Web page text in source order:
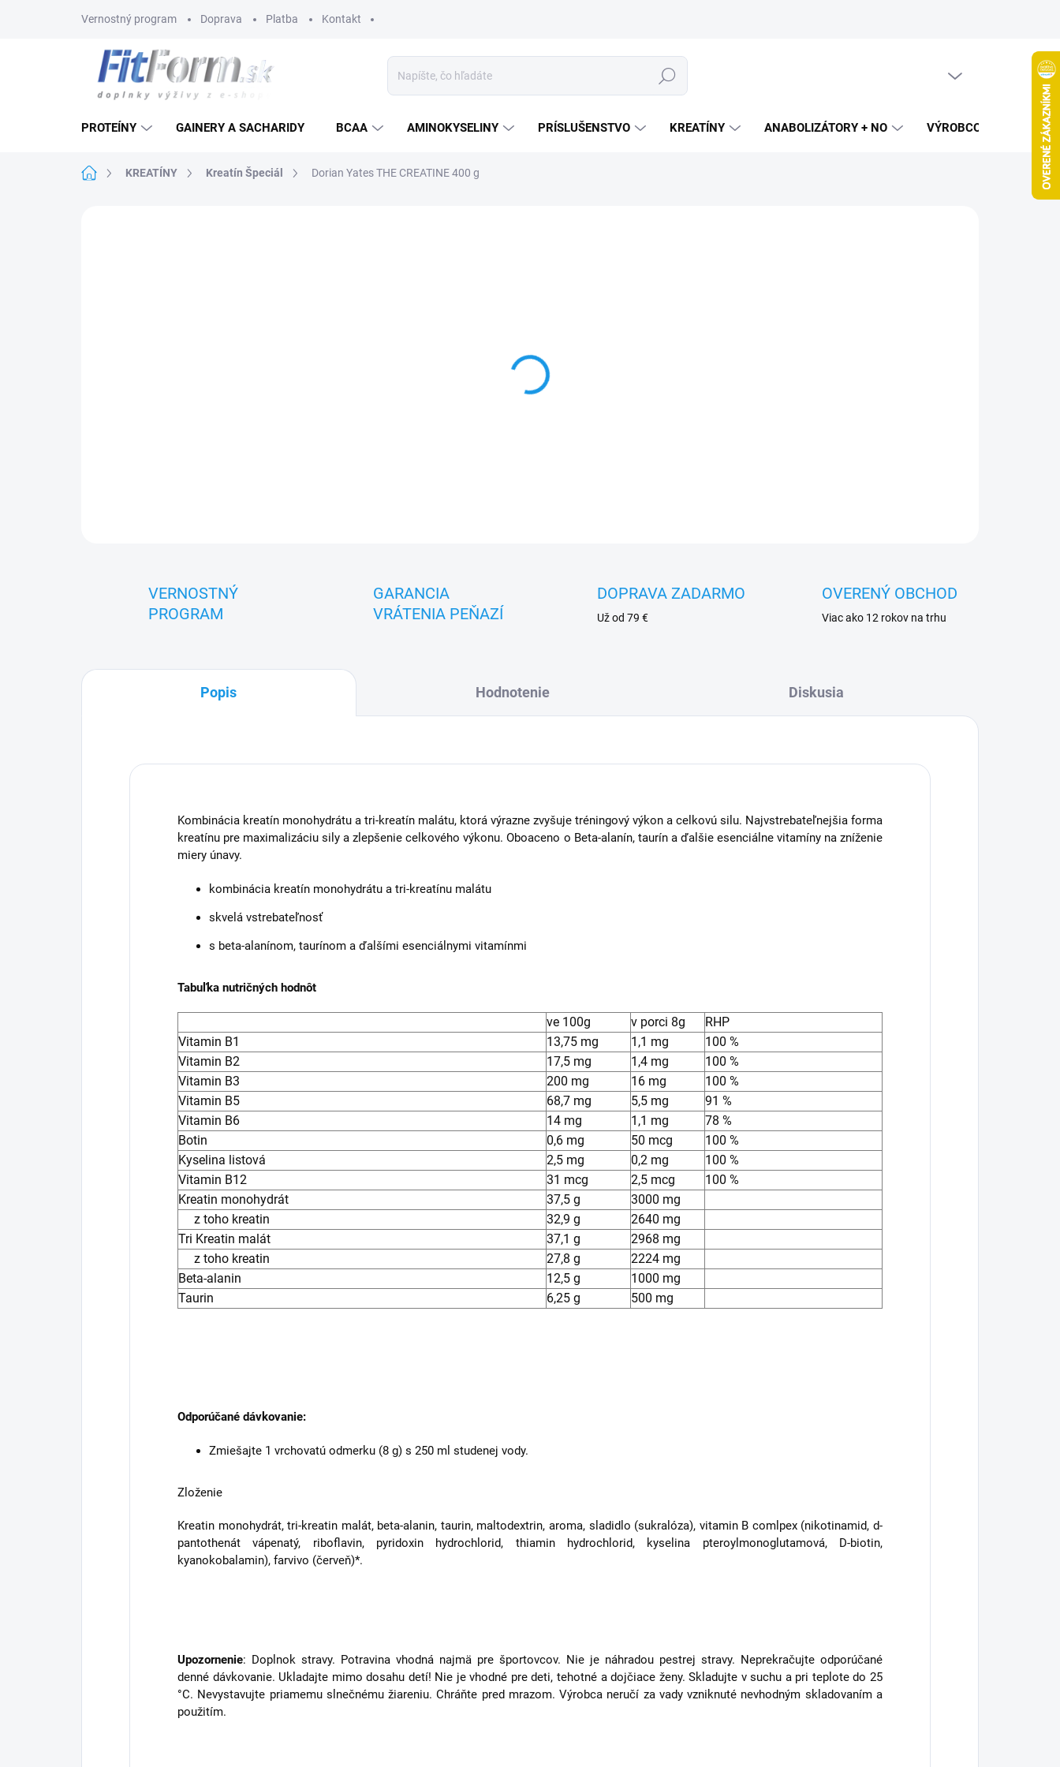
Vernostný program Doprava Platba Kontakt
Hľadať
PROTEÍNY GAINERY A SACHARIDY BCAA AMINOKYSELINY PRÍSLUŠENSTVO KREATÍNY ANABOLIZÁTORY + NO VÝROBCOVIA
DomovKREATÍNY Kreatín Špeciál Dorian Yates THE CREATINE 400 g
VERNOSTNÝ
PROGRAM
GARANCIA
VRÁTENIA PEŇAZÍ
DOPRAVA ZADARMO
Už od 79 €
OVERENÝ OBCHOD
Viac ako 12 rokov na trhu
Popis Hodnotenie Diskusia
Kombinácia kreatín monohydrátu a tri-kreatín malátu, ktorá výrazne zvyšuje tréningový výkon a celkovú silu. Najvstrebateľnejšia forma
kreatínu pre maximalizáciu sily a zlepšenie celkového výkonu. Oboaceno o Beta-alanín, taurín a ďalšie esenciálne vitamíny na zníženie
miery únavy.
kombinácia kreatín monohydrátu a tri-kreatínu malátu
skvelá vstrebateľnosť
s beta-alanínom, taurínom a ďalšími esenciálnymi vitamínmi
Tabuľka nutričných hodnôt
ve 100g v porci 8g
RHP
Vitamin B1
13,75 mg 1,1 mg
100 %
Vitamin B2
17,5 mg 1,4 mg
100 %
Vitamin B3
200 mg 16 mg
100 %
Vitamin B5
68,7 mg 5,5 mg
91 %
Vitamin B6
14 mg 1,1 mg
78 %
Botin
0,6 mg 50 mcg
100 %
Kyselina listová
2,5 mg 0,2 mg
100 %
Vitamin B12
31 mcg 2,5 mcg
100 %
Kreatin monohydrát
37,5 g
3000 mg
z toho kreatin
32,9 g
2640 mg
Tri Kreatin malát
37,1 g
2968 mg
z toho kreatin
27,8 g
2224 mg
Beta-alanin
12,5 g
1000 mg
Taurin
6,25 g 500 mg
Odporúčané dávkovanie:
Zmiešajte 1 vrchovatú odmerku (8 g) s 250 ml studenej vody.
Zloženie
Kreatin monohydrát, tri-kreatin malát, beta-alanin, taurin, maltodextrin, aroma, sladidlo (sukralóza), vitamin B comlpex (nikotinamid, d-
pantothenát vápenatý, riboflavin, pyridoxin hydrochlorid, thiamin hydrochlorid, kyselina pteroylmonoglutamová, D-biotin,
kyanokobalamin), farvivo (červeň)*.
Upozornenie: Doplnok stravy. Potravina vhodná najmä pre športovcov. Nie je náhradou pestrej stravy. Neprekračujte odporúčané
denné dávkovanie. Ukladajte mimo dosahu detí! Nie je vhodné pre deti, tehotné a dojčiace ženy. Skladujte v suchu a pri teplote do 25
°C. Nevystavujte priamemu slnečnému žiareniu. Chráňte pred mrazom. Výrobca neručí za vady vzniknuté nevhodným skladovaním a
použitím.